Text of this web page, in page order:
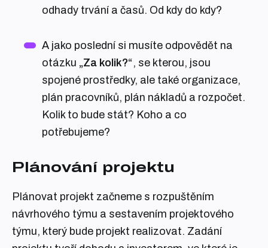
odhady trvání a časů. Od kdy do kdy?
A jako poslední si musíte odpovědět na
otázku „Za kolik?“, se kterou, jsou
spojené prostředky, ale také organizace,
plán pracovníků, plán nákladů a rozpočet.
Kolik to bude stát? Koho a co
potřebujeme?
Plánování projektu
Plánovat projekt začneme s rozpuštěním
návrhového týmu a sestavením projektového
týmu, který bude projekt realizovat. Zadání